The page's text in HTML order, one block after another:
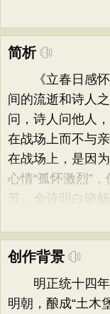
简析
《立春日感怀
间的流逝和诗人
问，诗人问他人
在战场上而不与
在战场上，是因
心情“孤怀激烈”
节。全诗明白晓
创作背景
明正统十四年
明朝，酿成“土木